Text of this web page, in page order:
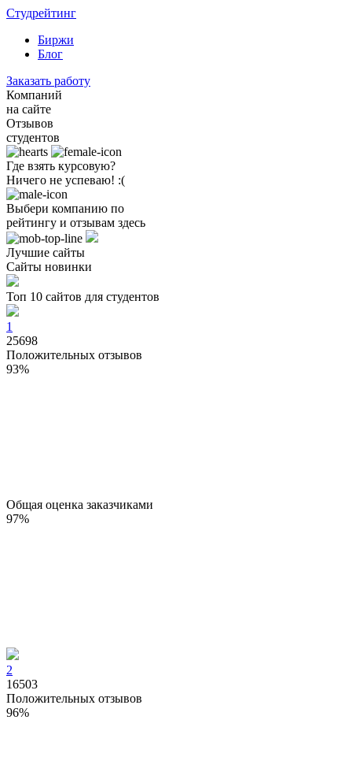
Студрейтинг
Биржи
Блог
Заказать работу
Компаний
на сайте
Отзывов
студентов
Где взять курсовую?
Ничего не успеваю! :(
Выбери компанию по
рейтингу и отзывам здесь
Лучшие сайты
Сайты новинки
Топ 10 сайтов для студентов
1
25698
Положительных отзывов
93%
Общая оценка заказчиками
97%
2
16503
Положительных отзывов
96%